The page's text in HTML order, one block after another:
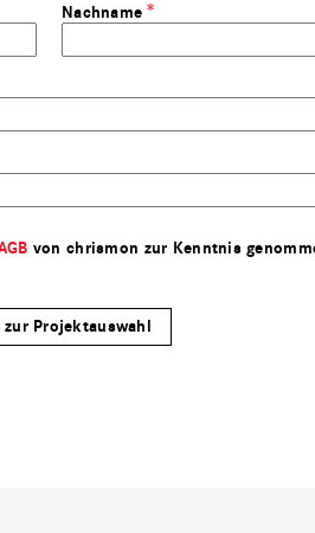
Nachname
von chrismon zur Kenntnis